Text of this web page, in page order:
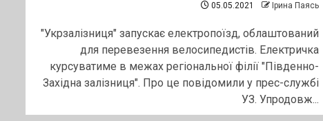
05.05.2021 Ірина Паясь
"Укрзалізниця" запускає електропоїзд, облаштований
для перевезення велосипедистів. Електричка
курсуватиме в межах регіональної філії "Південно-
Західна залізниця". Про це повідомили у прес-службі
УЗ. Упродовж...